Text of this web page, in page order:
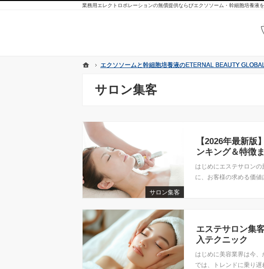
ホーム
エクソソームと幹細胞培養液のETERNAL BEAUTY
サロン集客
業務用エレクトロポレーションの無償提供ならびエクソソーム・幹細胞培養液
サロン集客
【2026年最新
ンキング＆特徴
はじめにエステサロン
に、お客様の求める価値
エステサロン集
入テクニック
はじめに美容業界は今
では、トレンドに乗り遅
ホーム
エクソソームと幹細胞培養液のETERNAL BEAUTY